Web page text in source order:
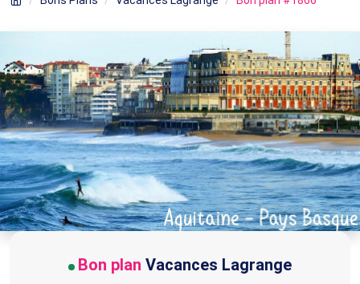
Bon plan Vacances Lagrange